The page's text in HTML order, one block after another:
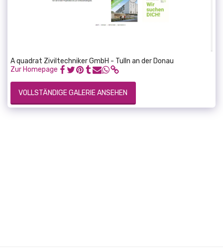
A quadrat Ziviltechniker GmbH - Tulln an der Donau
Zur Homepage
VOLLSTÄNDIGE GALERIE ANSEHEN